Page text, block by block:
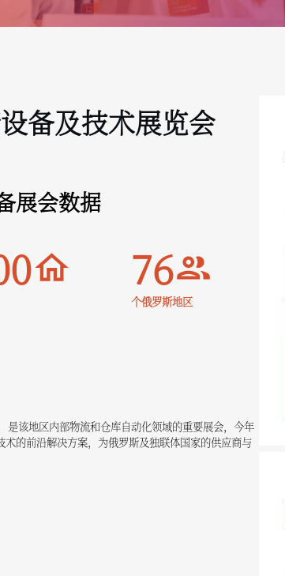
备及技术展览会
展会数据
76
个俄罗斯地区
该地区内部物流和仓库自动化领域的重要展会，今年
的前沿解决方案，为俄罗斯及独联体国家的供应商与